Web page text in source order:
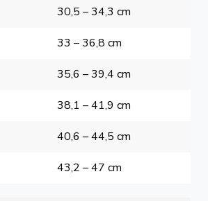
30,5 – 34,3 cm
33 – 36,8 cm
35,6 – 39,4 cm
38,1 – 41,9 cm
40,6 – 44,5 cm
43,2 – 47 cm